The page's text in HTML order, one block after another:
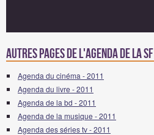
Autres pages de l'agenda de la SF
Agenda du cinéma - 2011
Agenda du livre - 2011
Agenda de la bd - 2011
Agenda de la musique - 2011
Agenda des séries tv - 2011